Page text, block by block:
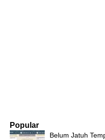
Popular
Belum Jatuh